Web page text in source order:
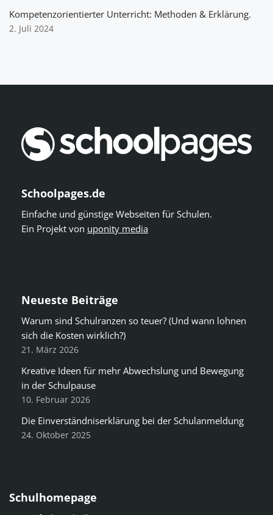
Kompetenzorientierter Unterricht: Methoden & Erklärung.
2. Juli 2024
Schoolpages.de
Einfache und günstige Webseiten für Schulen.
Ein Projekt von uponity media
Neueste Beiträge
Warum sind Schulranzen so teuer? (Und wann lohnen
sich die Kosten wirklich?)
21. März 2026
Kreative Ideen für mehr Abwechslung und Bewegung
in der Schulpause
10. Februar 2026
Die Einverständniserklärung bei der Schulanmeldung
24. Oktober 2025
Schulhomepage